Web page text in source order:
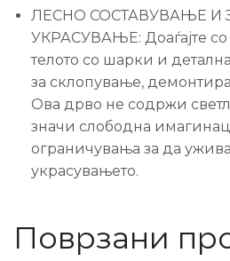
ЛЕСНО СОСТАВУВАЊЕ И
УКРАСУВАЊЕ: Доаѓајте
телото со шарки и
за склопување,
Ова дрво не содржи
значи слободна
ограничувања за да
украсувањето.
Поврзани